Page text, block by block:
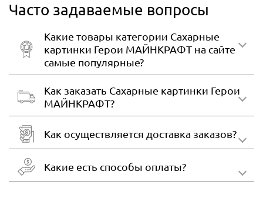
Часто задаваемые вопросы
Какие товары категории Сахарные
картинки Герои МАЙНКРАФТ на сайте
самые популярные?
Как заказать Сахарные картинки Герои
МАЙНКРАФТ?
Как осуществляется доставка заказов?
Какие есть способы оплаты?